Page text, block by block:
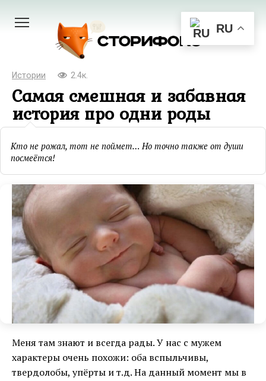
Истории 2.4к.
Самая смешная и забавная
история про одни роды
Кто не рожал, тот не поймет… Но точно также от души
посмеётся!
Меня там знают и всегда рады. У нас с мужем
характеры очень похожи: оба вспыльчивы,
твердолобы, упёрты и т.д. На данный момент мы в
RU